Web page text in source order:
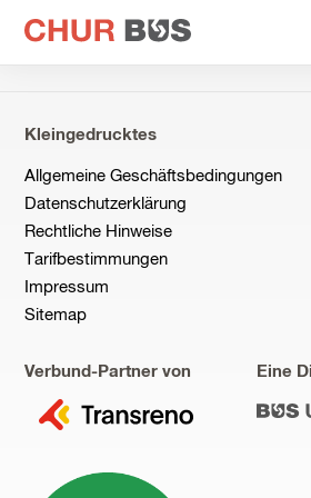
zur
Startseite
Kleingedrucktes
Allgemeine Geschäftsbedingungen
Datenschutzerklärung
Rechtliche Hinweise
Tarifbestimmungen
Impressum
Sitemap
Verbund-Partner von
zu
Eine
zu